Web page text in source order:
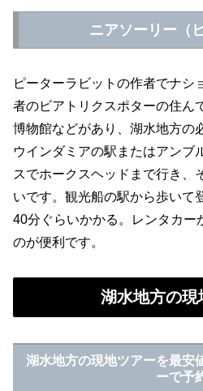
ニアソーリー（
ピーターラビットの作者でナシ
者のビアトリクスポターの住ん
博物館などがあり、湖水地方の
ウインダミアの駅またはアンブ
スでホークスヘッドまで行き、
いです。観光船の駅から歩いて
40分ぐらいかかる。レンタカー
のが便利です。
湖水地方の現
湖水地方の現地ツアーを最安
ーで予